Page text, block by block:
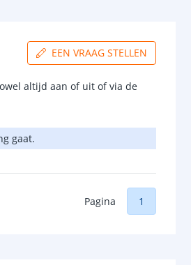
EEN VRAAG STELLEN
altijd aan of uit of via de
gaat.
Pagina 1